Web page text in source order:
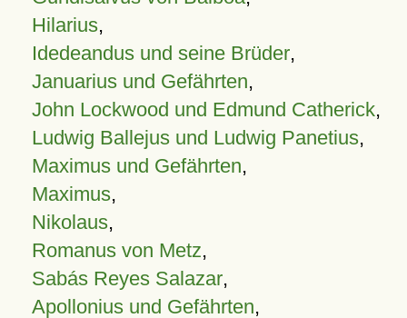
Hilarius,
Idedeandus und seine Brüder,
Januarius und Gefährten,
John Lockwood und Edmund Catherick,
Ludwig Ballejus und Ludwig Panetius,
Maximus und Gefährten,
Maximus,
Nikolaus,
Romanus von Metz,
Sabás Reyes Salazar,
Apollonius und Gefährten,